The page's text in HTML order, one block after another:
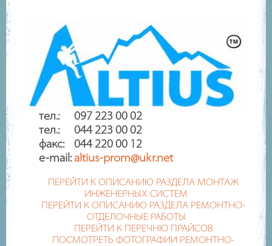
тел.: 097 223 00 02
тел.: 044 223 00 02
факс: 044 220 00 12
e-mail:altius-prom@ukr.net
ПЕРЕЙТИ К ОПИСАНИЮ РАЗДЕЛА МОНТАЖ
ИНЖЕНЕРНЫХ СИСТЕМ
ПЕРЕЙТИ К ОПИСАНИЮ РАЗДЕЛА РЕМОНТНО-
ОТДЕЛОЧНЫЕ РАБОТЫ
ПЕРЕЙТИ К ПЕРЕЧНЮ ПРАЙСОВ
ПОСМОТРЕТЬ ФОТОГРАФИИ РЕМОНТНО-